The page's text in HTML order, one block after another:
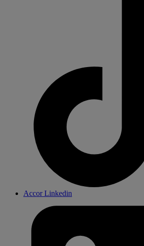
Accor Linkedin